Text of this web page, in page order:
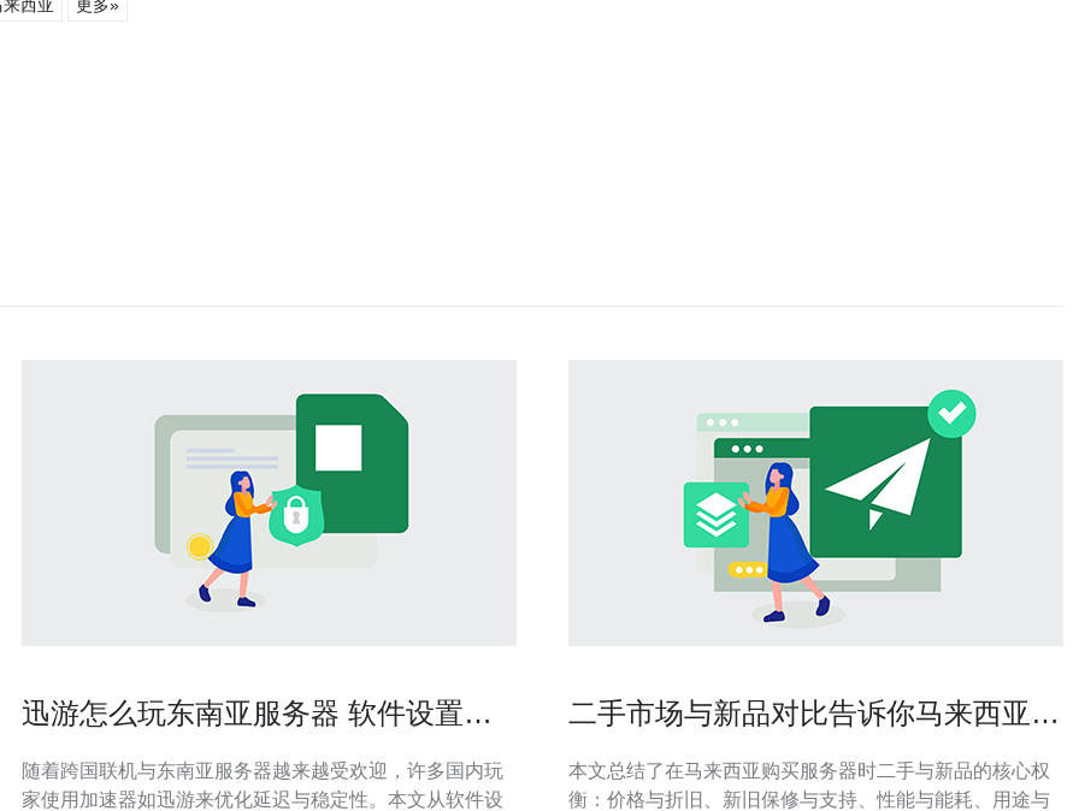
来西亚 更多»
迅游怎么玩东南亚服务器 软件设置与
随着跨国联机与东南亚服务器越来越受欢迎，许多国内玩
家使用加速器如迅游来优化延迟与稳定性。本文从软件设
二手市场与新品对比告诉你马来西亚电
本文总结了在马来西亚购买服务器时二手与新品的核心权
衡：价格与折旧、新旧保修与支持、性能与能耗、用途与